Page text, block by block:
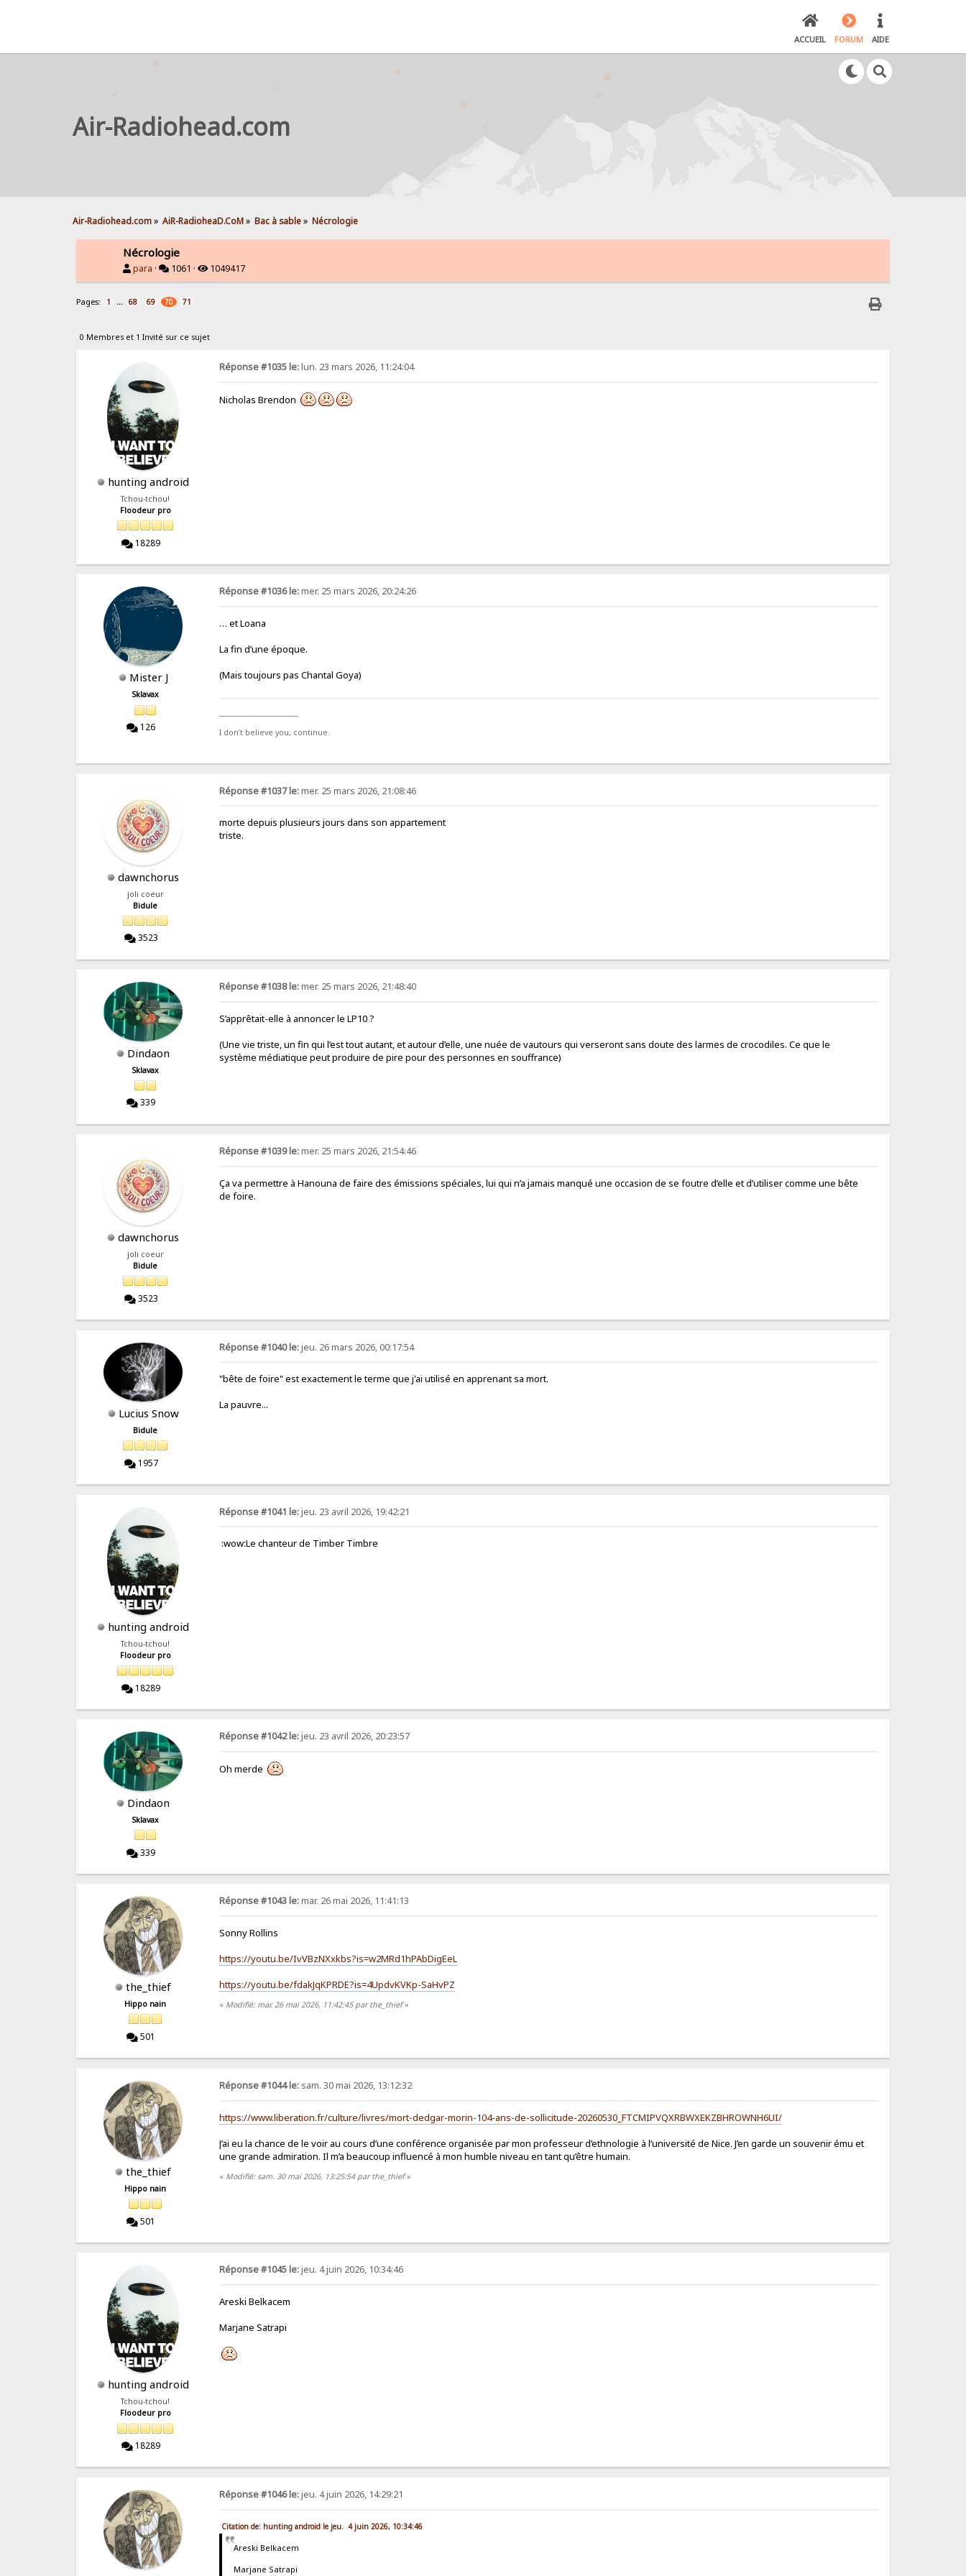
ACCUEIL FORUM AIDE
Air-Radiohead.com
Air-Radiohead.com» AiR-RadioheaD.CoM» Bac à sable» Nécrologie
Nécrologie
para · 1061 · 1049417
Pages: 1 ... 68 69 70 71
0 Membres et 1 Invité sur ce sujet
hunting android
Tchou-tchou!
Floodeur pro
18289
Réponse #1035 le:lun. 23 mars 2026, 11:24:04
Nicholas Brendon
Mister J
Sklavax
126
Réponse #1036 le:mer. 25 mars 2026, 20:24:26
… et Loana
La fin d’une époque.
(Mais toujours pas Chantal Goya)
I don’t believe you, continue.
dawnchorus
joli coeur
Bidule
3523
Réponse #1037 le:mer. 25 mars 2026, 21:08:46
morte depuis plusieurs jours dans son appartement
triste.
Dindaon
Sklavax
339
Réponse #1038 le:mer. 25 mars 2026, 21:48:40
S’apprêtait-elle à annoncer le LP10 ?
(Une vie triste, un fin qui l’est tout autant, et autour d’elle, une nuée de vautours qui verseront sans doute des larmes de crocodiles. Ce que le
système médiatique peut produire de pire pour des personnes en souffrance)
dawnchorus
joli coeur
Bidule
3523
Réponse #1039 le:mer. 25 mars 2026, 21:54:46
Ça va permettre à Hanouna de faire des émissions spéciales, lui qui n’a jamais manqué une occasion de se foutre d’elle et d’utiliser comme une bête
de foire.
Lucius Snow
Bidule
1957
Réponse #1040 le:jeu. 26 mars 2026, 00:17:54
"bête de foire" est exactement le terme que j'ai utilisé en apprenant sa mort.
La pauvre...
hunting android
Tchou-tchou!
Floodeur pro
18289
Réponse #1041 le:jeu. 23 avril 2026, 19:42:21
:wow:Le chanteur de Timber Timbre
Dindaon
Sklavax
339
Réponse #1042 le:jeu. 23 avril 2026, 20:23:57
Oh merde
the_thief
Hippo nain
501
Réponse #1043 le:mar. 26 mai 2026, 11:41:13
Sonny Rollins
https://youtu.be/IvVBzNXxkbs?is=w2MRd1hPAbDigEeL
https://youtu.be/fdakJqKPRDE?is=4UpdvKVKp-SaHvPZ
« Modifié: mar. 26 mai 2026, 11:42:45 par the_thief»
the_thief
Hippo nain
501
Réponse #1044 le: sam. 30 mai 2026, 13:12:32
https://www.liberation.fr/culture/livres/mort-dedgar-morin-104-ans-de-sollicitude-20260530_FTCMIPVQXRBWXEKZBHROWNH6UI/
J’ai eu la chance de le voir au cours d’une conférence organisée par mon professeur d’ethnologie à l’université de Nice. J’en garde un souvenir ému et
une grande admiration. Il m’a beaucoup influencé à mon humble niveau en tant qu’être humain.
« Modifié: sam. 30 mai 2026, 13:25:54 par the_thief»
hunting android
Tchou-tchou!
Floodeur pro
18289
Réponse #1045 le:jeu. 4 juin 2026, 10:34:46
Areski Belkacem
Marjane Satrapi
Réponse #1046 le:jeu. 4 juin 2026, 14:29:21
Citation de: hunting android le jeu. 4 juin 2026, 10:34:46
Areski Belkacem
Marjane Satrapi